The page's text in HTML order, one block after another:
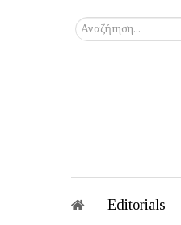
Αναζήτηση...
Editorials